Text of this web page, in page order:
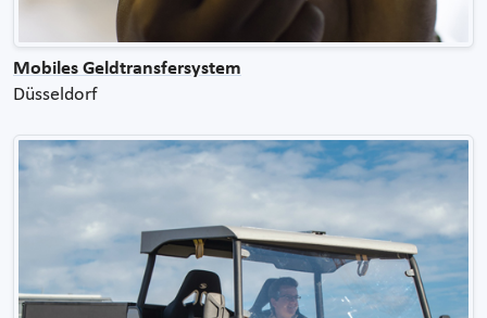
Mobiles Geldtransfersystem
Düsseldorf